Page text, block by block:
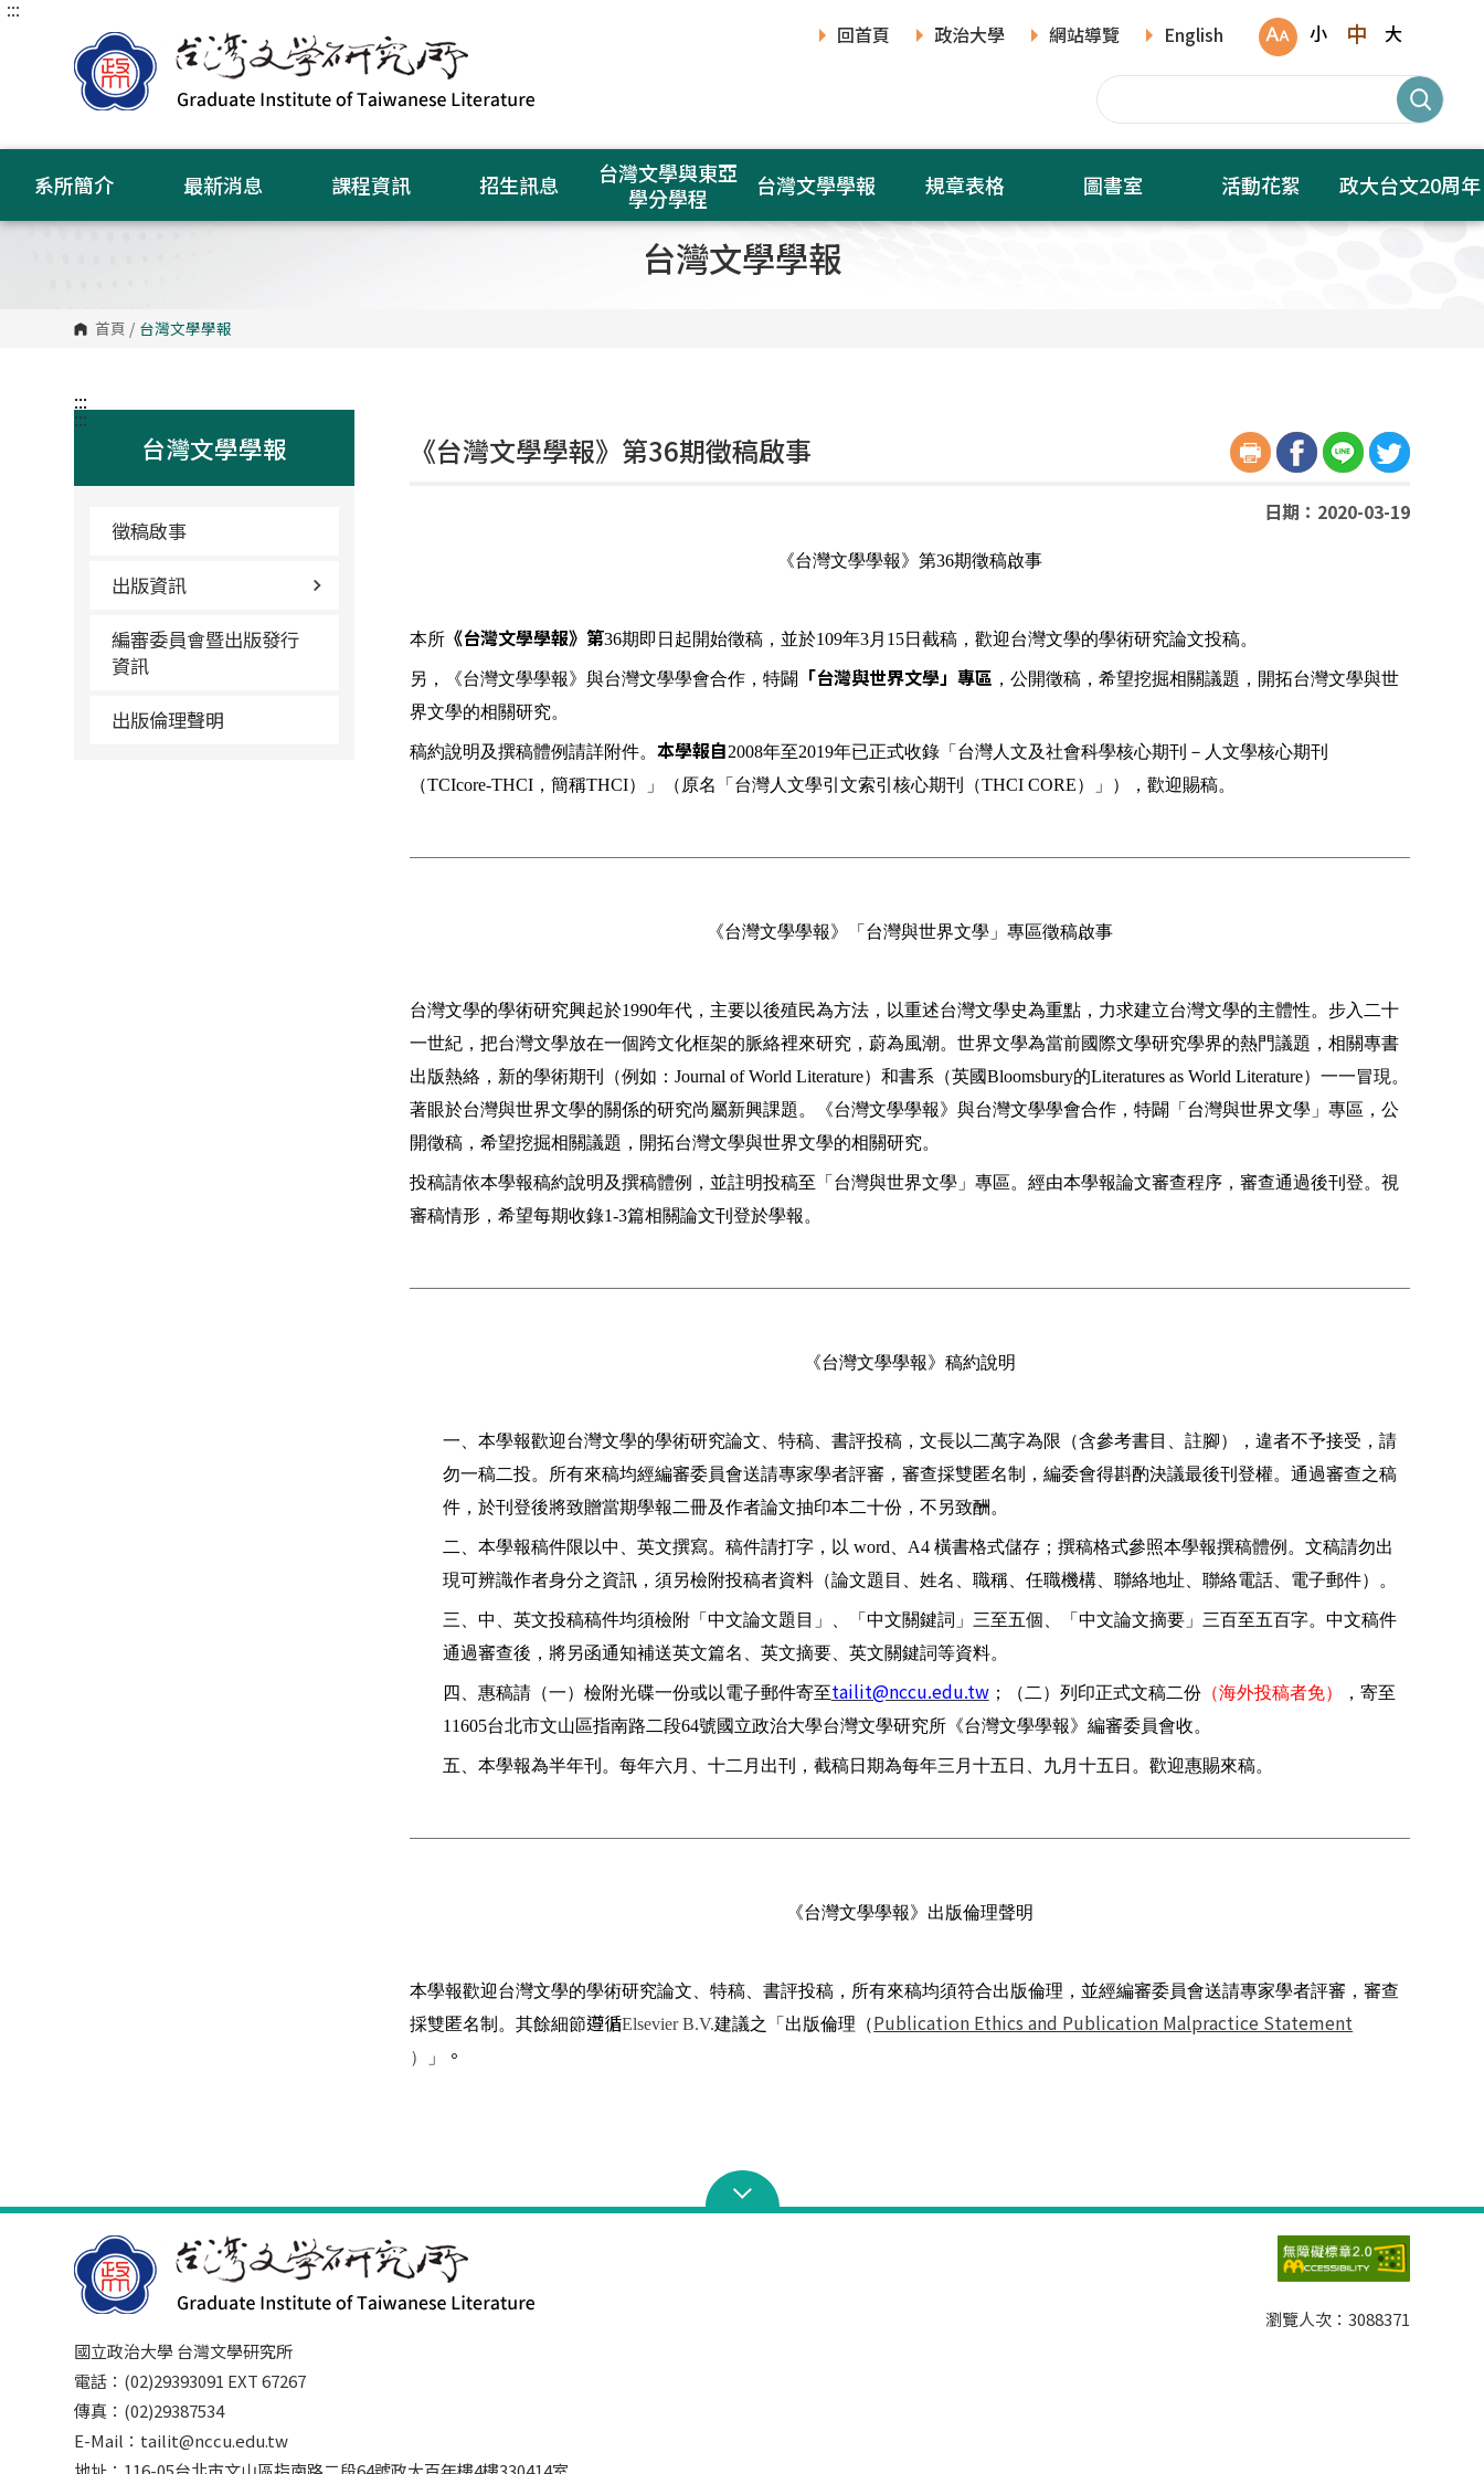
跳
:::
回首頁
政治大學 網站導覽 English 小 中 大
系所簡介 最新消息 課程資訊 招生訊息
台灣文學與東亞
學分學程
台灣文學學報 規章表格 圖書室 活動花絮 政大台文20周年
台灣文學學報
首頁 / 台灣文學學報
:::
台灣文學學報
徵稿啟事
出版資訊
編審委員會暨出版發行
資訊
出版倫理聲明
:::
《台灣文學學報》第36期徵稿啟事
日期：2020-03-19
《台灣文學學報》第36期徵稿啟事
本所 《台灣文學學報》第36期即日起開始徵稿 ，並於109年3月 15日截稿 ，歡迎台灣文學的學術研究論文投稿。
另，《台灣文學學報》與台灣文學學會合作，特闢 「台灣與世界文學」專區 ，公開徵稿，希望挖掘相關議題，開拓台灣文學與世
界文學的相關研究。
稿約說明及撰稿體例請詳附件。本學報自2008年至2019年已正式收錄「台灣人文及社會科學核心期刊－人文學核心期刊
（TCIcore-THCI ，簡稱THCI）」（原名「台灣人文學引文索引核心期刊（THCI CORE）」），歡迎賜稿。
《台灣文學學報》「台灣與世界文學」專區徵稿啟事
台灣文學的學術研究興起於1990年代，主要以後殖民為方法，以重述台灣文學史為重點，力求建立台灣文學的主體性。步入二十
一世紀，把台灣文學放在一個跨文化框架的脈絡裡來研究，蔚為風潮。世界文學為當前國際文學研究學界的熱門議題，相關專書
出版熱絡，新的學術期刊（例如：Journal of World Literature）和書系（英國Bloomsbury的Literatures as World Literature）一一冒現。
著眼於台灣與世界文學的關係的研究尚屬新興課題。《台灣文學學報》與台灣文學學會合作，特闢「台灣與世界文學」專區，公
開徵稿，希望挖掘相關議題，開拓台灣文學與世界文學的相關研究。
投稿請依本學報稿約說明及撰稿體例，並註明投稿至「台灣與世界文學」專區。經由本學報論文審查程序，審查通過後刊登。視
審稿情形，希望每期收錄1-3篇相關論文刊登於學報。
《台灣文學學報》稿約說明
一、本學報歡迎台灣文學的學術研究論文、特稿、書評投稿，文長以二萬字為限（含參考書目、註腳），違者不予接受，請
勿一稿二投。所有來稿均經編審委員會送請專家學者評審，審查採雙匿名制，編委會得斟酌決議最後刊登權。通過審查之稿
件，於刊登後將致贈當期學報二冊及作者論文抽印本二十份，不另致酬。
二、本學報稿件限以中、英文撰寫。稿件請打字，以 word、 A4 橫書格式儲存；撰稿格式參照本學報撰稿體例。文稿請勿出
現可辨識作者身分之資訊，須另檢附投稿者資料（論文題目、姓名、職稱、任職機構、聯絡地址、聯絡電話、電子郵件）。
三、中、英文投稿稿件均須檢附「中文論文題目」、「中文關鍵詞」三至五個、「中文論文摘要」三百至五百字。中文稿件
通過審查後，將另函通知補送英文篇名、英文摘要、英文關鍵詞等資料。
四、惠稿請（一）檢附光碟一份或以電子郵件寄至tailit@nccu.edu.tw；（二）列印正式文稿二份（海外投稿者免） ，寄至
11605台北市文山區指南路二段64號國立政治大學台灣文學研究所《台灣文學學報》編審委員會收。
五、本學報為半年刊。每年六月、十二月出刊，截稿日期為每年三月十五日、九月十五日。歡迎惠賜來稿。
《台灣文學學報》出版倫理聲明
本學報歡迎台灣文學的學術研究論文、特稿、書評投稿，所有來稿均須符合出版倫理，並經編審委員會送請專家學者評審，審查
採雙匿名制。其餘細節遵循Elsevier B.V.建議之「出版倫理（Publication Ethics and Publication Malpractice Statement
） 」 。
國立政治大學 台灣文學研究所
電話：(02)29393091 EXT 67267
傳真：(02)29387534
E-Mail：tailit@nccu.edu.tw
瀏覽人次： 3088371